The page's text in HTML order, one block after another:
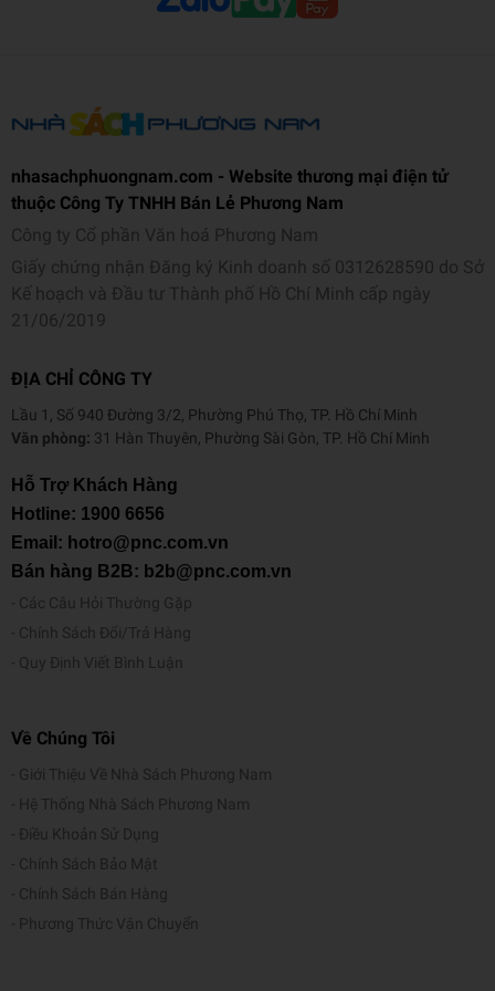
nhasachphuongnam.com - Website thương mại điện tử
thuộc Công Ty TNHH Bán Lẻ Phương Nam
Công ty Cổ phần Văn hoá Phương Nam
Giấy chứng nhận Đăng ký Kinh doanh số 0312628590 do Sở
Kế hoạch và Đầu tư Thành phố Hồ Chí Minh cấp ngày
21/06/2019
ĐỊA CHỈ CÔNG TY
Lầu 1, Số 940 Đường 3/2, Phường Phú Thọ, TP. Hồ Chí Minh
Văn phòng: 31 Hàn Thuyên, Phường Sài Gòn, TP. Hồ Chí Minh
Hỗ Trợ Khách Hàng
Hotline: 1900 6656
Email: hotro@pnc.com.vn
Bán hàng B2B: b2b@pnc.com.vn
Các Câu Hỏi Thường Gặp
Chính Sách Đổi/Trả Hàng
Quy Định Viết Bình Luận
Về Chúng Tôi
Giới Thiệu Về Nhà Sách Phương Nam
Hệ Thống Nhà Sách Phương Nam
Điều Khoản Sử Dụng
Chính Sách Bảo Mật
Chính Sách Bán Hàng
Phương Thức Vận Chuyển